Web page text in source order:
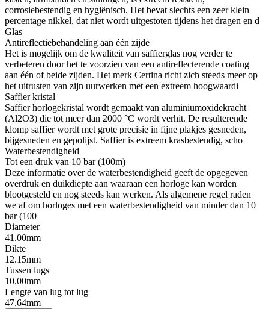
corrosiebestendig en hygiënisch. Het bevat slechts een zeer klein
percentage nikkel, dat niet wordt uitgestoten tijdens het dragen en d
Glas
Antireflectiebehandeling aan één zijde
Het is mogelijk om de kwaliteit van saffierglas nog verder te
verbeteren door het te voorzien van een antireflecterende coating
aan één of beide zijden. Het merk Certina richt zich steeds meer op
het uitrusten van zijn uurwerken met een extreem hoogwaardi
Saffier kristal
Saffier horlogekristal wordt gemaakt van aluminiumoxidekracht
(Al2O3) die tot meer dan 2000 °C wordt verhit. De resulterende
klomp saffier wordt met grote precisie in fijne plakjes gesneden,
bijgesneden en gepolijst. Saffier is extreem krasbestendig, scho
Waterbestendigheid
Tot een druk van 10 bar (100m)
Deze informatie over de waterbestendigheid geeft de opgegeven
overdruk en duikdiepte aan waaraan een horloge kan worden
blootgesteld en nog steeds kan werken. Als algemene regel raden
we af om horloges met een waterbestendigheid van minder dan 10
bar (100
Diameter
41.00mm
Dikte
12.15mm
Tussen lugs
10.00mm
Lengte van lug tot lug
47.64mm